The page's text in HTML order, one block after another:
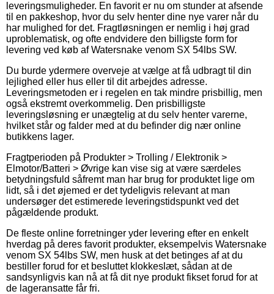
leveringsmuligheder. En favorit er nu om stunder at afsende
til en pakkeshop, hvor du selv henter dine nye varer når du
har mulighed for det. Fragtløsningen er nemlig i høj grad
uproblematisk, og ofte endvidere den billigste form for
levering ved køb af Watersnake venom SX 54lbs SW.
Du burde ydermere overveje at vælge at få udbragt til din
lejlighed eller hus eller til dit arbejdes adresse.
Leveringsmetoden er i regelen en tak mindre prisbillig, men
også ekstremt overkommelig. Den prisbilligste
leveringsløsning er unægtelig at du selv henter varerne,
hvilket står og falder med at du befinder dig nær online
butikkens lager.
Fragtperioden på Produkter > Trolling / Elektronik >
Elmotor/Batteri > Øvrige kan vise sig at være særdeles
betydningsfuld såfremt man har brug for produktet lige om
lidt, så i det øjemed er det tydeligvis relevant at man
undersøger det estimerede leveringstidspunkt ved det
pågældende produkt.
De fleste online forretninger yder levering efter en enkelt
hverdag på deres favorit produkter, eksempelvis Watersnake
venom SX 54lbs SW, men husk at det betinges af at du
bestiller forud for et besluttet klokkeslæt, sådan at de
sandsynligvis kan nå at få dit nye produkt fikset forud for at
de lageransatte får fri.